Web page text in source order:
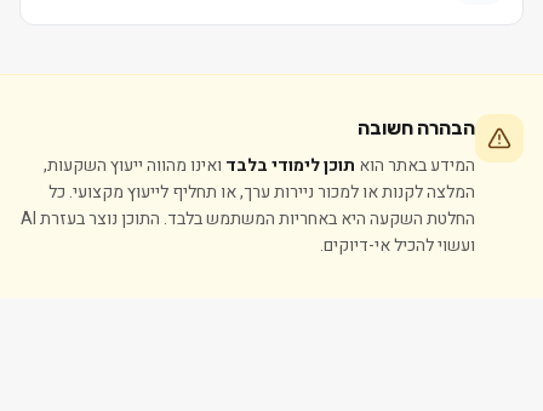
הבהרה חשובה
המידע באתר הוא תוכן לימודי בלבד ואינו מהווה ייעוץ השקעות,
המלצה לקנות או למכור ניירות ערך, או תחליף לייעוץ מקצועי. כל
החלטת השקעה היא באחריות המשתמש בלבד. התוכן נוצר בעזרת AI
ועשוי להכיל אי-דיוקים.